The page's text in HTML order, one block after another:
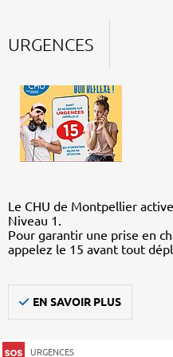
URGENCES
Le CHU de Montpellier
Niveau 1.
Pour garantir une prise en
appelez le 15 avant tout
EN SAVOIR PLUS
URGENCES